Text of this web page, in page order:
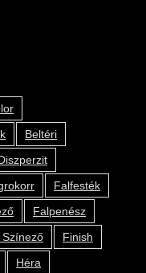
Beltéri
Falfesték
Falpenész
Színező
Finish
Héra